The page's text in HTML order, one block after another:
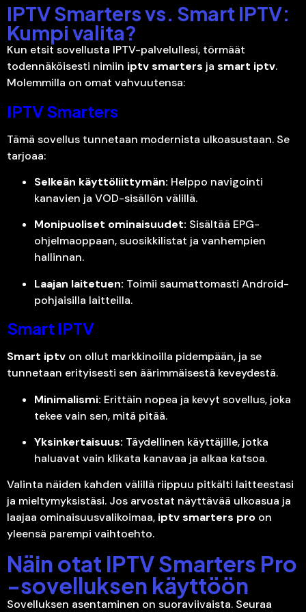
IPTV Smarters vs. Smart IPTV:
Kumpi valita?
Kun etsit sovellusta IPTV-palvelullesi, törmäät
todennäköisesti nimiin iptv smarters ja smart iptv.
Molemmilla on omat vahvuutensa:
IPTV Smarters
Tämä sovellus tunnetaan modernista ulkoasustaan. Se
tarjoaa:
Selkeän käyttöliittymän: Helppo navigointi
kanavien ja VOD-sisällön välillä.
Monipuoliset ominaisuudet: Sisältää EPG-
ohjelmaoppaan, suosikkilistat ja vanhempien
hallinnan.
Laajan laitetuen: Toimii saumattomasti Android-
pohjaisilla laitteilla.
Smart IPTV
Smart iptv on ollut markkinoilla pidempään, ja se
tunnetaan erityisesti sen äärimmäisestä keveydestä.
Minimalismi: Erittäin nopea ja kevyt sovellus, joka
tekee vain sen, mitä pitää.
Yksinkertaisuus: Täydellinen käyttäjille, jotka
haluavat vain klikata kanavaa ja alkaa katsoa.
Valinta näiden kahden välillä riippuu pitkälti laitteestasi
ja mieltymyksistäsi. Jos arvostat näyttävää ulkoasua ja
laajaa ominaisuusvalikoimaa, iptv smarters pro on
yleensä parempi vaihtoehto.
Näin otat IPTV Smarters Pro
-sovelluksen käyttöön
Sovelluksen asentaminen on suoraviivaista. Seuraa